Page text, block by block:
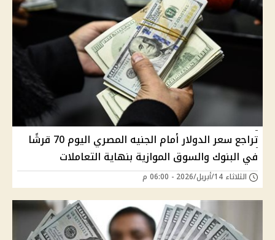
تراجع سعر الدولار أمام الجنيه المصري اليوم 70 قرشًا
في البنوك والسوق الموازية بنهاية التعاملات
الثلاثاء 14/أبريل/2026 - 06:00 م